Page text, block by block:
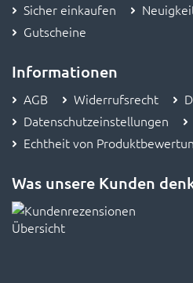
Sicher einkaufen
Gutscheine
Informationen
AGB Widerrufsrecht
Datenschutzeinstellungen
Echtheit von
Was unsere Kunden